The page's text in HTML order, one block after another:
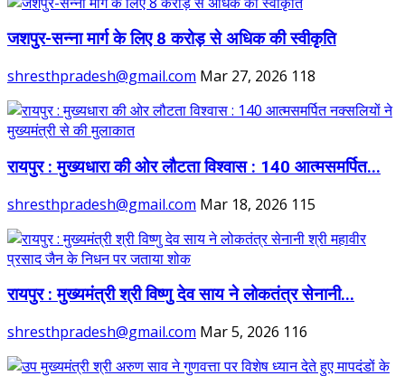
जशपुर-सन्ना मार्ग के लिए 8 करोड़ से अधिक की स्वीकृति
shresthpradesh@gmail.com Mar 27, 2026 118
रायपुर : मुख्यधारा की ओर लौटता विश्वास : 140 आत्मसमर्पित...
shresthpradesh@gmail.com Mar 18, 2026 115
रायपुर : मुख्यमंत्री श्री विष्णु देव साय ने लोकतंत्र सेनानी...
shresthpradesh@gmail.com Mar 5, 2026 116